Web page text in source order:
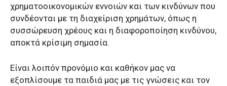
χρηματοοικονομικών εννοιών και των κινδύνων που
συνδέονται με τη διαχείριση χρημάτων, όπως η
συσσώρευση χρέους και η διαφοροποίηση κινδύνου,
αποκτά κρίσιμη σημασία.
Είναι λοιπόν προνόμιο και καθήκον μας να
εξοπλίσουμε τα παιδιά μας με τις γνώσεις και τον